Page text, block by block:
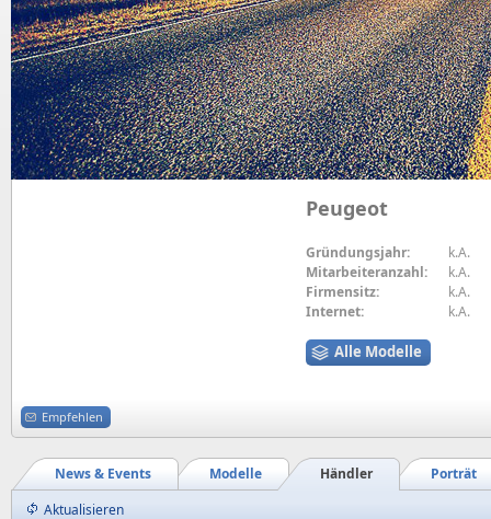
Peugeot
Gründungsjahr:
k.A.
Mitarbeiteranzahl:
k.A.
Firmensitz:
k.A.
Internet:
k.A.
Alle Modelle
Empfehlen
Porträt
Händler
Modelle
News & Events
Aktualisieren